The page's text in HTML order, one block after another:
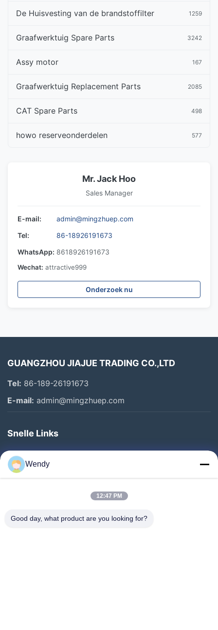
De Huisvesting van de brandstoffilter 1259
Graafwerktuig Spare Parts 3242
Assy motor 167
Graafwerktuig Replacement Parts 2085
CAT Spare Parts 498
howo reserveonderdelen 577
Mr. Jack Hoo
Sales Manager
E-mail:
admin@mingzhuep.com
Tel:
86-18926191673
WhatsApp: 8618926191673
Wechat: attractive999
Onderzoek nu
GUANGZHOU JIAJUE TRADING CO.,LTD
Tel: 86-189-26191673
E-mail: admin@mingzhuep.com
Snelle Links
Thuis
Producten
Kwaliteitscontrole
Wendy
12:47 PM
Good day, what product are you looking for?